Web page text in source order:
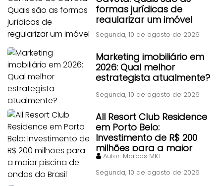
formas jurídicas de
regularizar um imóvel
adquirido por contrato
particular antigo?
Segunda, 10 de agosto de 2026
Marketing imobiliário em
2026: Qual melhor
estrategista atualmente?
Segunda, 10 de agosto de 2026
All Resort Club Residence
em Porto Belo:
Investimento de R$ 200
milhões para a maior
piscina de ondas do Brasil
Autor: Marcos MKT
Segunda, 10 de agosto de 2026